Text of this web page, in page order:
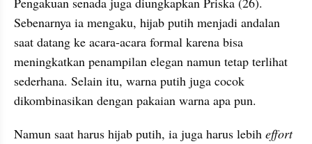
Sebenarnya ia mengaku, hijab putih menjadi andalan
saat datang ke acara-acara formal karena bisa
meningkatkan penampilan elegan namun tetap terlihat
sederhana. Selain itu, warna putih juga cocok
dikombinasikan dengan pakaian warna apa pun.
Namun saat harus hijab putih, ia juga harus lebih
effort